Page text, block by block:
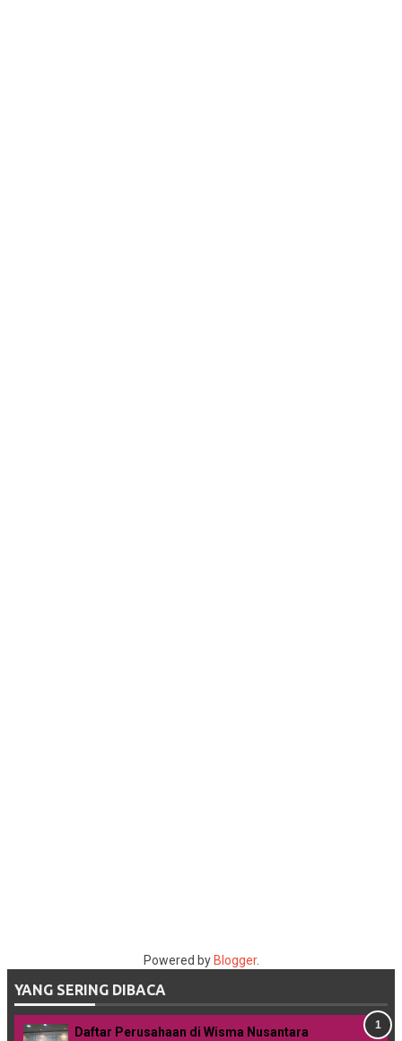
Powered by Blogger.
YANG SERING DIBACA
Daftar Perusahaan di Wisma Nusantara